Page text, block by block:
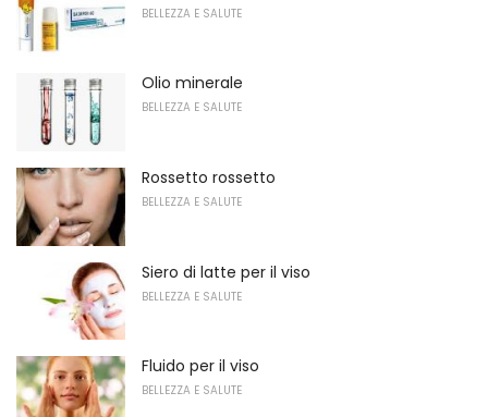
BELLEZZA E SALUTE
Olio minerale
BELLEZZA E SALUTE
Rossetto rossetto
BELLEZZA E SALUTE
Siero di latte per il viso
BELLEZZA E SALUTE
Fluido per il viso
BELLEZZA E SALUTE